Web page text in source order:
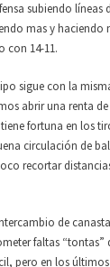
subiendo líneas
mas y haciendo
con 14-11.
sigue con la
abrir una renta de
fortuna en los
circulación de
recortar
de
faltas “tontas”
pero en los